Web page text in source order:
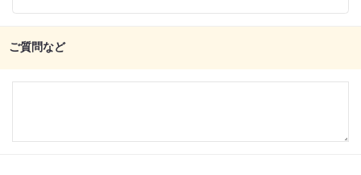
ご質問など